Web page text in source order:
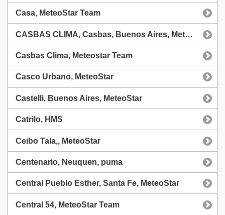
Casa, MeteoStar Team
CASBAS CLIMA, Casbas, Buenos Aires, Meteostar
Casbas Clima, Meteostar Team
Casco Urbano, MeteoStar
Castelli, Buenos Aires, MeteoStar
Catrilo, HMS
Ceibo Tala,, MeteoStar
Centenario, Neuquen, puma
Central Pueblo Esther, Santa Fe, MeteoStar
Central 54, MeteoStar Team